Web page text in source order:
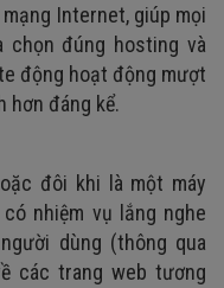
Internet, giúp mọi
đúng hosting và
động hoạt động mượt
hơn đáng kể.
đôi khi là một máy
nhiệm vụ lắng nghe
dùng (thông qua
các trang web tương